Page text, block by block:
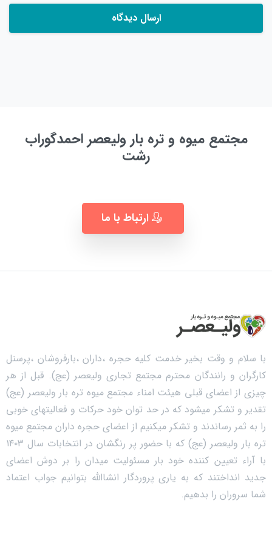
مجتمع میوه و تره بار ولیعصر احمدگوراب
رشت
ارتباط با ما
با سلام و وقت بخیر خدمت کلیه حجره ،داران ،بارفروشان ،پرسنل
کارگران و رانندگان محترم مجتمع تجاری ولیعصر (عج). قبل از هر
چیزی از اعضای قبلی هیئت امناء مجتمع میوه تره بار ولیعصر (عج)
تقدیر و تشکر میشود که در حد توان خود حرکات و فعالیتهای خوبی
را به ثمر رساندند و تشکر میکنیم از اعضای حجره داران مجتمع میوه
تره بار ولیعصر (عج) که با حضور پر رنگشان در انتخابات سال ۱۴۰۳
با آراء تعیین کننده خود بار مسئولیت میدان را بر دوش اعضای
جدید انداختند که به یاری پروردگار انشاالله بتوانیم جواب اعتماد
شما سروران را بدهیم.